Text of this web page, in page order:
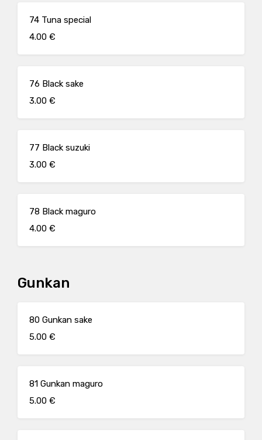
74 Tuna special
4.00 €
76 Black sake
3.00 €
77 Black suzuki
3.00 €
78 Black maguro
4.00 €
Gunkan
80 Gunkan sake
5.00 €
81 Gunkan maguro
5.00 €